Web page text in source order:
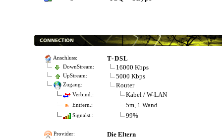
Anschluss: T-DSL
DownStream: 16000 Kbps
UpStream: 5000 Kbps
Zugang: Router
Verbind.: Kabel / W-LAN
Entfern.: 5m, 1 Wand
Signalst.: 99%
Provider: Die Eltern